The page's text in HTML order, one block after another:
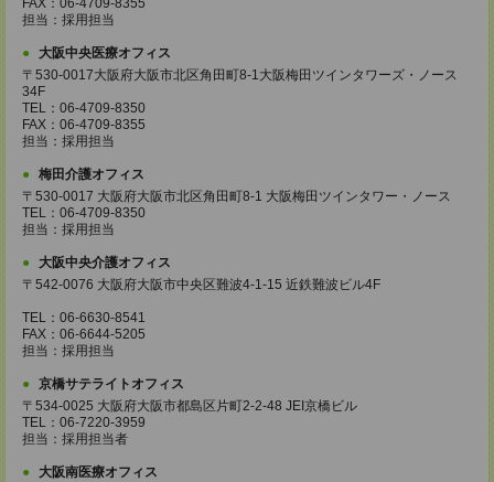
FAX：06-4709-8355
担当：採用担当
大阪中央医療オフィス
〒530-0017大阪府大阪市北区角田町8-1大阪梅田ツインタワーズ・ノース
34F
TEL：06-4709-8350
FAX：06-4709-8355
担当：採用担当
梅田介護オフィス
〒530-0017 大阪府大阪市北区角田町8-1 大阪梅田ツインタワー・ノース
TEL：06-4709-8350
担当：採用担当
大阪中央介護オフィス
〒542-0076 大阪府大阪市中央区難波4-1-15 近鉄難波ビル4F
TEL：06-6630-8541
FAX：06-6644-5205
担当：採用担当
京橋サテライトオフィス
〒534-0025 大阪府大阪市都島区片町2-2-48 JEI京橋ビル
TEL：06-7220-3959
担当：採用担当者
大阪南医療オフィス